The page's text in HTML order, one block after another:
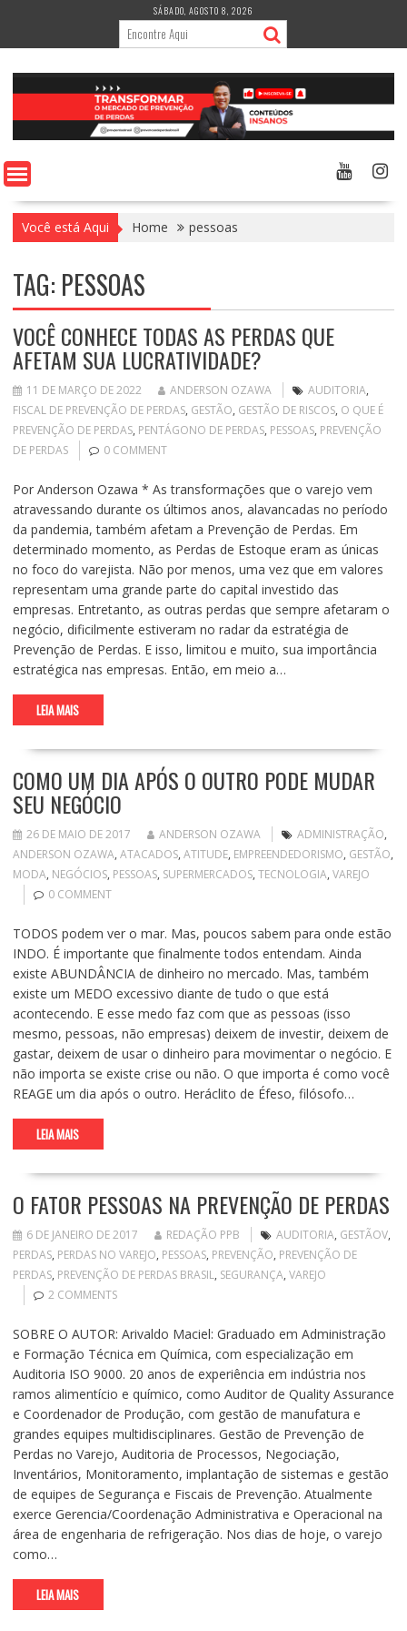
content
SÁBADO, AGOSTO 8, 2026
Você está Aqui Home pessoas
TAG: PESSOAS
VOCÊ CONHECE TODAS AS PERDAS QUE
AFETAM SUA LUCRATIVIDADE?
11 DE MARÇO DE 2022 ANDERSON OZAWA AUDITORIA,
FISCAL DE PREVENÇÃO DE PERDAS, GESTÃO, GESTÃO DE RISCOS, O QUE É
PREVENÇÃO DE PERDAS, PENTÁGONO DE PERDAS, PESSOAS, PREVENÇÃO
DE PERDAS
0 COMMENT
Por Anderson Ozawa * As transformações que o varejo vem
atravessando durante os últimos anos, alavancadas no período
da pandemia, também afetam a Prevenção de Perdas. Em
determinado momento, as Perdas de Estoque eram as únicas
no foco do varejista. Não por menos, uma vez que em valores
representam uma grande parte do capital investido das
empresas. Entretanto, as outras perdas que sempre afetaram o
negócio, dificilmente estiveram no radar da estratégia de
Prevenção de Perdas. E isso, limitou e muito, sua importância
estratégica nas empresas. Então, em meio a…
LEIA MAIS
COMO UM DIA APÓS O OUTRO PODE MUDAR
SEU NEGÓCIO
26 DE MAIO DE 2017 ANDERSON OZAWA ADMINISTRAÇÃO,
ANDERSON OZAWA, ATACADOS, ATITUDE, EMPREENDEDORISMO, GESTÃO,
MODA, NEGÓCIOS, PESSOAS, SUPERMERCADOS, TECNOLOGIA, VAREJO
0 COMMENT
TODOS podem ver o mar. Mas, poucos sabem para onde estão
INDO. É importante que finalmente todos entendam. Ainda
existe ABUNDÂNCIA de dinheiro no mercado. Mas, também
existe um MEDO excessivo diante de tudo o que está
acontecendo. E esse medo faz com que as pessoas (isso
mesmo, pessoas, não empresas) deixem de investir, deixem de
gastar, deixem de usar o dinheiro para movimentar o negócio. E
não importa se existe crise ou não. O que importa é como você
REAGE um dia após o outro. Heráclito de Éfeso, filósofo…
LEIA MAIS
O FATOR PESSOAS NA PREVENÇÃO DE PERDAS
6 DE JANEIRO DE 2017 REDAÇÃO PPB AUDITORIA, GESTÃOV,
PERDAS, PERDAS NO VAREJO, PESSOAS, PREVENÇÃO, PREVENÇÃO DE
PERDAS, PREVENÇÃO DE PERDAS BRASIL, SEGURANÇA, VAREJO
2 COMMENTS
SOBRE O AUTOR: Arivaldo Maciel: Graduado em Administração
e Formação Técnica em Química, com especialização em
Auditoria ISO 9000. 20 anos de experiência em indústria nos
ramos alimentício e químico, como Auditor de Quality Assurance
e Coordenador de Produção, com gestão de manufatura e
grandes equipes multidisciplinares. Gestão de Prevenção de
Perdas no Varejo, Auditoria de Processos, Negociação,
Inventários, Monitoramento, implantação de sistemas e gestão
de equipes de Segurança e Fiscais de Prevenção. Atualmente
exerce Gerencia/Coordenação Administrativa e Operacional na
área de engenharia de refrigeração. Nos dias de hoje, o varejo
como…
LEIA MAIS